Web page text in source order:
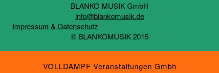
BLANKO MUSIK GmbH
info@blankomusik.de
Impressum & Datenschutz
© BLANKOMUSIK 2015
VOLLDAMPF Veranstaltungen Gmbh